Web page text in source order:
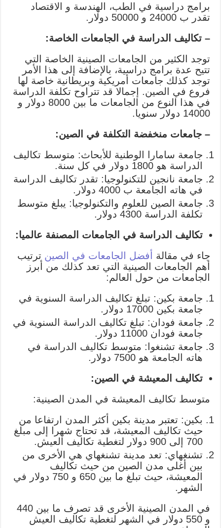
برامج دراسية في الطب، الهندسة و الاقتصاد
تقدر ب 24000 و 50000 دولار.
– تكاليف الدراسة في الجامعات الخاصة:
توجد الكثير من الجامعات الصينية الخاصة التي
تتيح عدة برامج دراسية، بالإضافة إلى هذا الأمر
توجد كذلك جامعات أمريكية وبريطانية خاصة لها
فروع في الصين. إجمالا قد تتراوح تكلفة الدراسة
في هذا النوع من الجامعات ما بين 8000 دولار و
14000 دولار سنويا.
– جامعات منخفضة التكلفة في الصين:
جامعة سامارا الوطنية للأبحاث: متوسط تكاليف
الدراسة هو 1800 دولار في كل سنة.
جامعة نانجين للتكنولوجيا: تقدر تكاليف الدراسة
في هاته الجامعة ب 4000 دولار.
جامعة الصين للعلوم والتكنولوجيا: يبلغ متوسط
تكلفة الدراسة 4300 دولار.
تكاليف الدراسة في الجامعات المصنفة عالميا:
جاء في مقالة
أفضل الجامعات في الصين ترتيب
أهم الجامعات الصينية التي تعد كذلك من أبرز
الجامعات من حول العالم:
جامعة بكين: تبلغ تكاليف الدراسة السنوية في
جامعة بكين 17000 دولار.
جامعة فودان: تبلغ تكاليف الدراسة السنوية في
جامعة فودان 11000 دولار.
جامعة تشنغوا: متوسط تكاليف الدراسة في
هاته الجامعة هو 7500 دولار.
تكاليف المعيشة في الصين:
متوسط تكاليف المعيشة في المدن الصينية:
بكين: تعتبر مدينة بكين أكثر المدن ارتفاعا من
حيث تكاليف المعيشة، قد تحتاج شهرا إلى مبلغ
700 إلى 900 دولار لتغطية تكاليف العيش.
تشنغهاي: تعد مدينة تشنغهاي هي الأخرى من
بين أغلى مدن الصين من حيث تكاليف
المعيشة، حيث تبلغ ما بين 650 و 750 دولار في
الشهر.
في المدن الصينية الأخرى قد تصرف ما بين 440
و 550 دولار في الشهر لتغطية تكاليف العيش